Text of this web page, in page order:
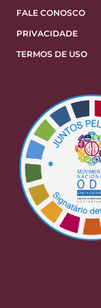
FALE CONOSCO
PRIVACIDADE
TERMOS DE USO